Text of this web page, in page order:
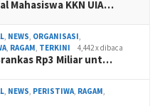
Mahasiswa KKN UIA…
NEWS ORGANISASI
RAGAM TERKINI 4,442 x dibaca
Rp3 Miliar unt…
NEWS PERISTIWA RAGAM